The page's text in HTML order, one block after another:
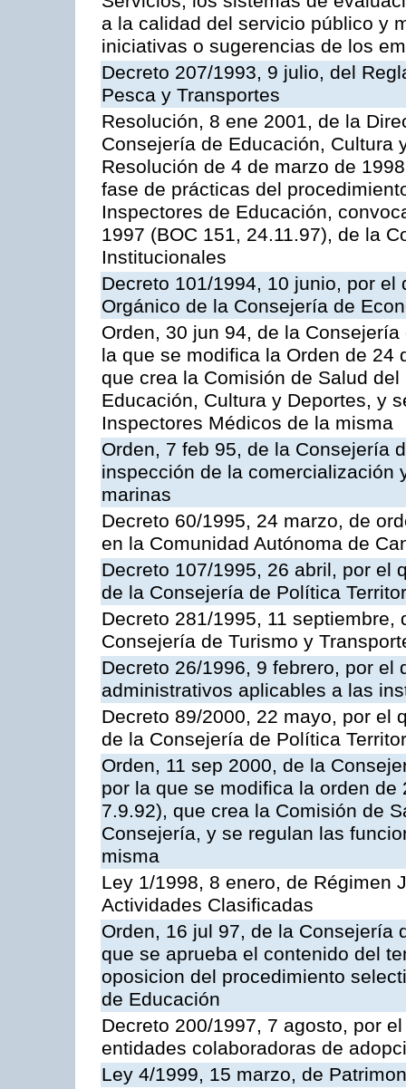
a la calidad del servicio público y
iniciativas o sugerencias de los
Decreto 207/1993, 9 julio, del
Pesca y Transportes
Resolución, 8 ene 2001, de la
Consejería de Educación, Cultura
Resolución de 4 de marzo de
fase de prácticas del
Inspectores de Educación,
1997 (BOC 151, 24.11.97), de la
Institucionales
Decreto 101/1994, 10 junio, por
Orgánico de la Consejería de
Orden, 30 jun 94, de la
la que se modifica la Orden de 24
que crea la Comisión de Salud
Educación, Cultura y Deportes, y
Inspectores Médicos de la misma
Orden, 7 feb 95, de la Consejería
inspección de la comercialización
marinas
Decreto 60/1995, 24 marzo, de
en la Comunidad Autónoma de
Decreto 107/1995, 26 abril, por el
de la Consejería de Política
Decreto 281/1995, 11
Consejería de Turismo y
Decreto 26/1996, 9 febrero, por
administrativos aplicables a las
Decreto 89/2000, 22 mayo, por el
de la Consejería de Política
Orden, 11 sep 2000, de la
por la que se modifica la orden
7.9.92), que crea la Comisión de
Consejería, y se regulan las
misma
Ley 1/1998, 8 enero, de Régimen
Actividades Clasificadas
Orden, 16 jul 97, de la Consejería
que se aprueba el contenido del
oposicion del procedimiento
de Educación
Decreto 200/1997, 7 agosto, por
entidades colaboradoras de
Ley 4/1999, 15 marzo, de